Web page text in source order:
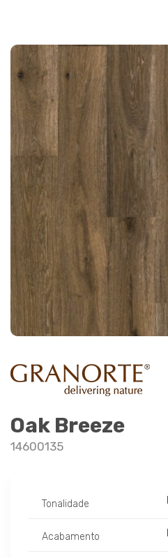
Oak Breeze
14600135
Tonalidade
Acabamento